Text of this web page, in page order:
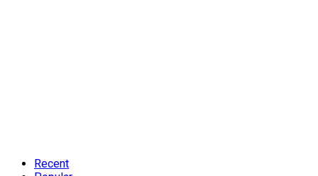
Recent